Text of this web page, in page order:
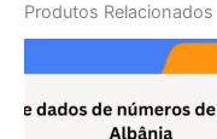
Produtos Relacionados